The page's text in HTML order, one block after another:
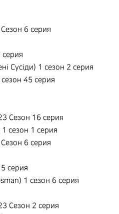
6 серия
Сусiди) 1 сезон 2 серия
45 серия
Сезон 16 серия
сезон 1 серия
6 серия
серия
1 сезон 6 серия
Сезон 2 серия